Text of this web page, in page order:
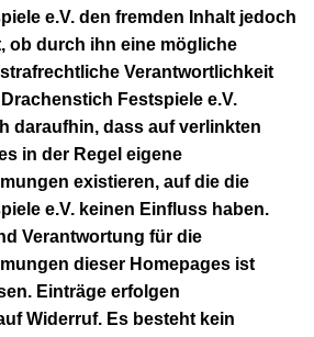
e.V. den fremden Inhalt jedoch
ob durch ihn eine mögliche
Verantwortlichkeit
Festspiele e.V.
daraufhin, dass auf verlinkten
in der Regel eigene
existieren, auf die die
e.V. keinen Einfluss haben.
Verantwortung für die
dieser Homepages ist
Einträge erfolgen
Widerruf. Es besteht kein